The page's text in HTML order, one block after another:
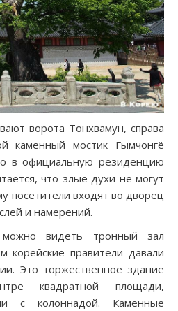
ворота Тонхвамун, справа
каменный мостик Гымчонгё
в официальную резиденцию
что злые духи не могут
посетители входят во дворец
и намерений.
видеть тронный зал
корейские правители давали
Это торжественное здание
квадратной площади,
с колоннадой. Каменные